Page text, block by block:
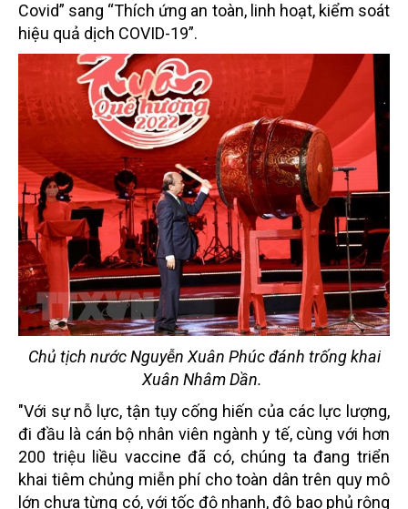
Covid” sang “Thích ứng an toàn, linh hoạt, kiểm soát
hiệu quả dịch COVID-19”.
Chủ tịch nước Nguyễn Xuân Phúc đánh trống khai
Xuân Nhâm Dần.
"Với sự nỗ lực, tận tụy cống hiến của các lực lượng,
đi đầu là cán bộ nhân viên ngành y tế, cùng với hơn
200 triệu liều vaccine đã có, chúng ta đang triển
khai tiêm chủng miễn phí cho toàn dân trên quy mô
lớn chưa từng có, với tốc độ nhanh, độ bao phủ rộng